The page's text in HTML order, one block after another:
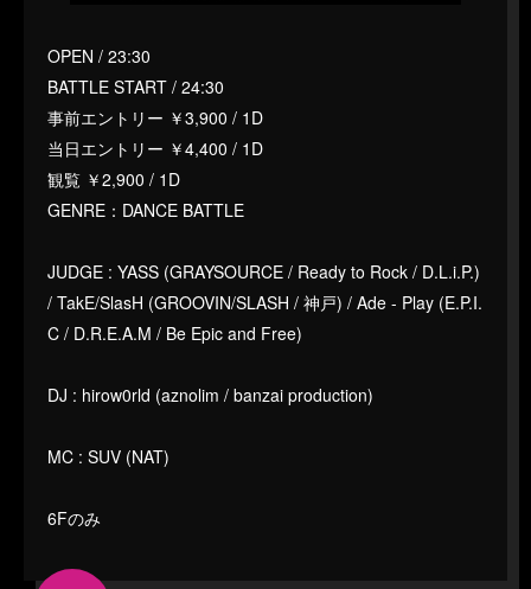
OPEN / 23:30
BATTLE START / 24:30
事前エントリー ￥3,900 / 1D
当日エントリー ￥4,400 / 1D
観覧 ￥2,900 / 1D
GENRE：DANCE BATTLE
JUDGE : YASS (GRAYSOURCE / Ready to Rock / D.L.i.P.)
/ TakE/SlasH (GROOVIN/SLASH / 神戸) / Ade - Play (E.P.I.
C / D.R.E.A.M / Be Epic and Free)
DJ : hirow0rld (aznolim / banzai production)
MC : SUV (NAT)
6Fのみ